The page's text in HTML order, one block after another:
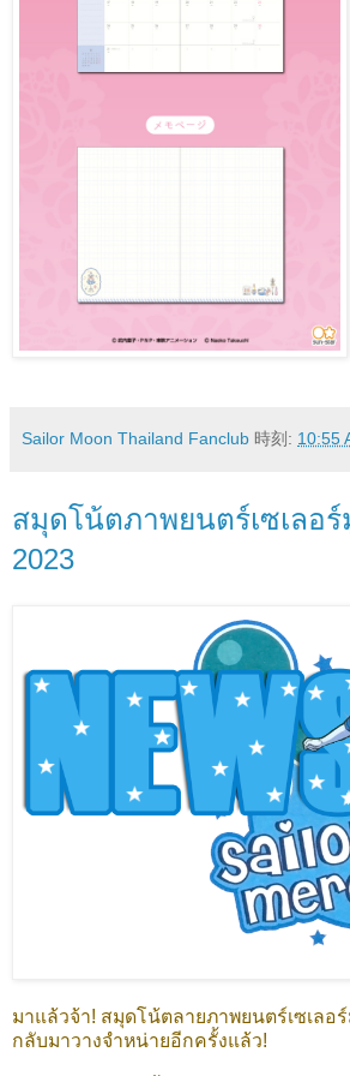
Sailor Moon Thailand Fanclub 時刻: 10:55
สมุดโน้ตภาพยนตร์เซเลอร์
2023
มาแล้วจ้า! สมุดโน้ตลายภาพยนตร์เซเลอ
กลับมาวางจำหน่ายอีกครั้งแล้ว!